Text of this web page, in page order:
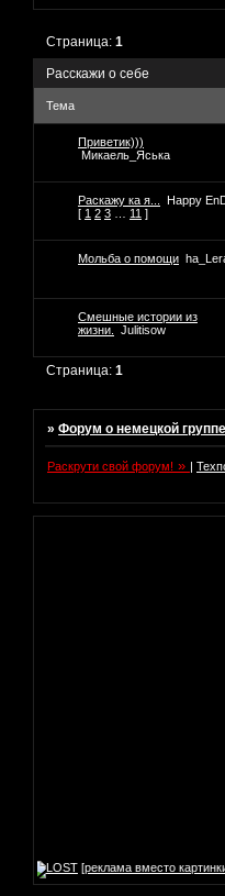
Расскажи о себе
Страница:1
Тема
Приветик)))
Микаель_Яська
Раскажу ка я...
Happy
[ 1 2 3 11 ]
Мольба о помощи
Смешные истории из
жизни.
Julitisow
Страница:1
»Форум о немецкой
Раскрути свой форум! »
[реклама вместо картинки]